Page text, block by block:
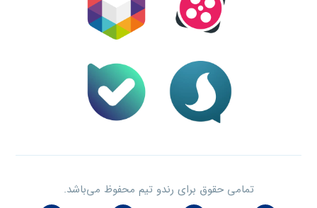
تمامی حقوق برای رندو تیم محفوظ می‌باشد.